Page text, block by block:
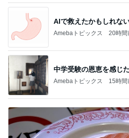
中学受験の恩恵を感じ
Amebaトピックス 15時間